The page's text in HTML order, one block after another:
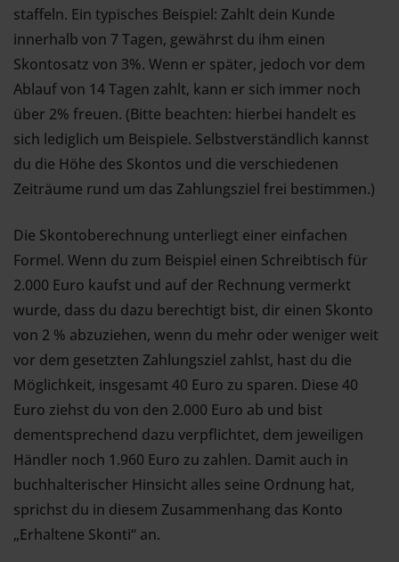
staffeln. Ein typisches Beispiel: Zahlt dein Kunde
innerhalb von 7 Tagen, gewährst du ihm einen
Skontosatz von 3%. Wenn er später, jedoch vor dem
Ablauf von 14 Tagen zahlt, kann er sich immer noch
über 2% freuen. (Bitte beachten: hierbei handelt es
sich lediglich um Beispiele. Selbstverständlich kannst
du die Höhe des Skontos und die verschiedenen
Zeiträume rund um das Zahlungsziel frei bestimmen.)
Die Skontoberechnung unterliegt einer einfachen
Formel. Wenn du zum Beispiel einen Schreibtisch für
2.000 Euro kaufst und auf der Rechnung vermerkt
wurde, dass du dazu berechtigt bist, dir einen Skonto
von 2 % abzuziehen, wenn du mehr oder weniger weit
vor dem gesetzten Zahlungsziel zahlst, hast du die
Möglichkeit, insgesamt 40 Euro zu sparen. Diese 40
Euro ziehst du von den 2.000 Euro ab und bist
dementsprechend dazu verpflichtet, dem jeweiligen
Händler noch 1.960 Euro zu zahlen. Damit auch in
buchhalterischer Hinsicht alles seine Ordnung hat,
sprichst du in diesem Zusammenhang das Konto
„Erhaltene Skonti“ an.